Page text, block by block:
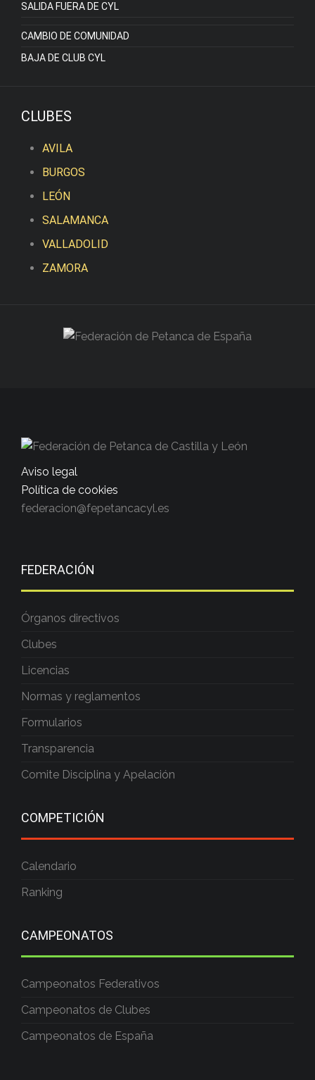
SALIDA FUERA DE CYL
CAMBIO DE COMUNIDAD
BAJA DE CLUB CYL
CLUBES
AVILA
BURGOS
LEÓN
SALAMANCA
VALLADOLID
ZAMORA
Aviso legal
Política de cookies
federacion@fepetancacyl.es
FEDERACIÓN
Órganos directivos
Clubes
Licencias
Normas y reglamentos
Formularios
Transparencia
Comite Disciplina y Apelación
COMPETICIÓN
Calendario
Ranking
CAMPEONATOS
Campeonatos Federativos
Campeonatos de Clubes
Campeonatos de España